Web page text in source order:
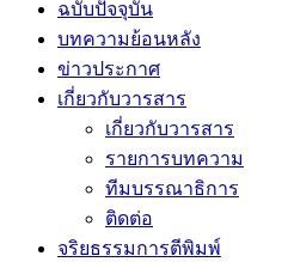
ฉบับปัจจุบัน
บทความย้อนหลัง
ข่าวประกาศ
เกี่ยวกับวารสาร
เกี่ยวกับวารสาร
รายการบทความ
ทีมบรรณาธิการ
ติดต่อ
จริยธรรมการตีพิมพ์